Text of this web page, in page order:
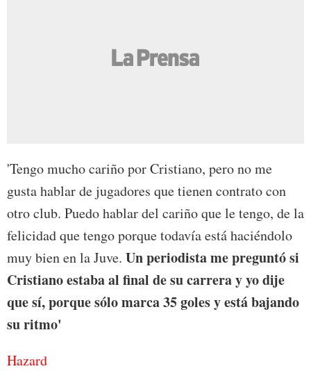
'Tengo mucho cariño por Cristiano, pero no me
gusta hablar de jugadores que tienen contrato con
otro club. Puedo hablar del cariño que le tengo, de la
felicidad que tengo porque todavía está haciéndolo
muy bien en la Juve. Un periodista me preguntó si
Cristiano estaba al final de su carrera y yo dije
que sí, porque sólo marca 35 goles y está bajando
su ritmo'
Hazard